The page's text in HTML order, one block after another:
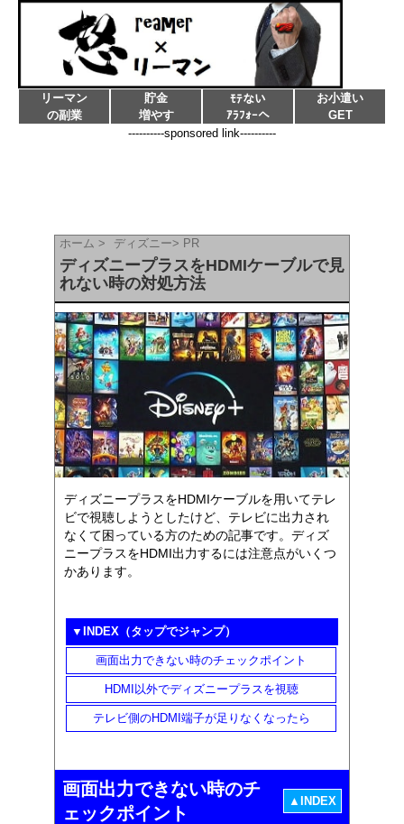
リーマン
の副業
貯金
増やす
ﾓﾃない
ｱﾗﾌｫｰへ
お小遣い
GET
----------sponsored link----------
ホーム > ディズニー> PR
ディズニープラスをHDMIケーブルで見
れない時の対処方法
ディズニープラスをHDMIケーブルを用いてテレ
ビで視聴しようとしたけど、テレビに出力され
なくて困っている方のための記事です。ディズ
ニープラスをHDMI出力するには注意点がいくつ
かあります。
▼INDEX（タップでジャンプ）
画面出力できない時のチェックポイント
HDMI以外でディズニープラスを視聴
テレビ側のHDMI端子が足りなくなったら
画面出力できない時のチ
ェックポイント
▲INDEX